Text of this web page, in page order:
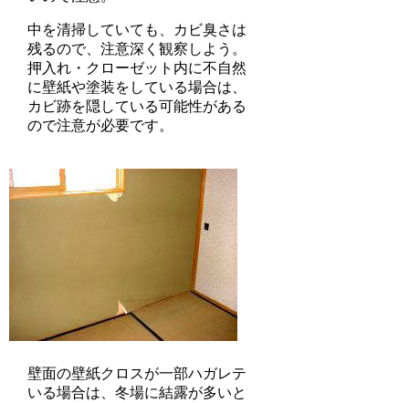
中を清掃していても、カビ臭さは
残るので、注意深く観察しよう。
押入れ・クローゼット内に不自然
に壁紙や塗装をしている場合は、
カビ跡を隠している可能性がある
ので注意が必要です。
壁面の壁紙クロスが一部ハガレテ
いる場合は、冬場に結露が多いと